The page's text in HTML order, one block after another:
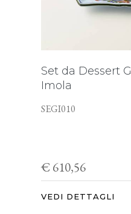
Set da Dessert
Imola
SEGI010
€ 610,56
VEDI DETTAGLI